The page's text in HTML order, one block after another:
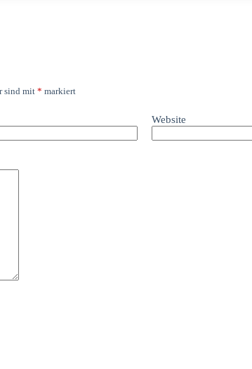
sind mit* markiert
Website